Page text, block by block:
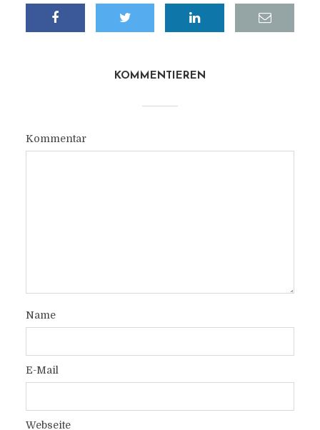
KOMMENTIEREN
Kommentar
Name
E-Mail
Webseite